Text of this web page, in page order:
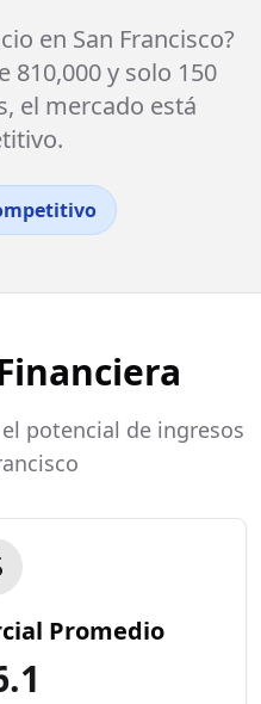
en San Francisco?
810,000 y solo 150
el mercado está
potencial de ingresos
Promedio